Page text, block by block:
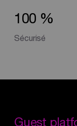
100 %
Sécurisé
Guest